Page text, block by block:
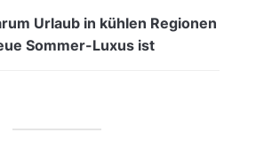
Urlaub in kühlen Regionen
Sommer-Luxus ist